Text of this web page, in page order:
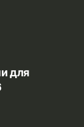
для